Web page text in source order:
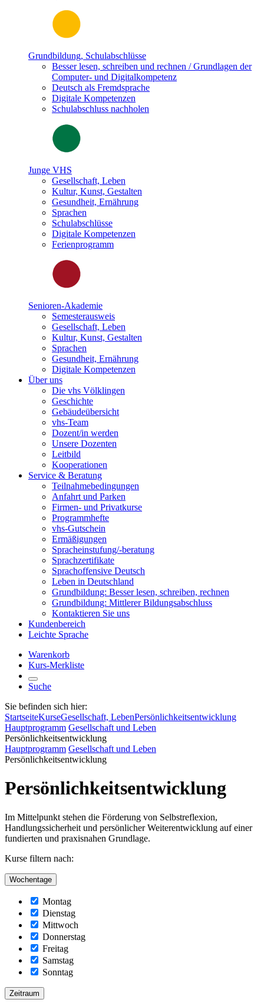
Grundbildung, Schulabschlüsse
Besser lesen, schreiben und rechnen / Grundlagen der
Computer- und Digitalkompetenz
Deutsch als Fremdsprache
Digitale Kompetenzen
Schulabschluss nachholen
Junge VHS
Gesellschaft, Leben
Kultur, Kunst, Gestalten
Gesundheit, Ernährung
Sprachen
Schulabschlüsse
Digitale Kompetenzen
Ferienprogramm
Senioren-Akademie
Semesterausweis
Gesellschaft, Leben
Kultur, Kunst, Gestalten
Sprachen
Gesundheit, Ernährung
Digitale Kompetenzen
Über uns
Die vhs Völklingen
Geschichte
Gebäudeübersicht
vhs-Team
Dozent/in werden
Unsere Dozenten
Leitbild
Kooperationen
Service & Beratung
Teilnahmebedingungen
Anfahrt und Parken
Firmen- und Privatkurse
Programmhefte
vhs-Gutschein
Ermäßigungen
Spracheinstufung/-beratung
Sprachzertifikate
Sprachoffensive Deutsch
Leben in Deutschland
Grundbildung: Besser lesen, schreiben, rechnen
Grundbildung: Mittlerer Bildungsabschluss
Kontaktieren Sie uns
Kundenbereich
Leichte Sprache
Warenkorb
Kurs-Merkliste
Suche
Sie befinden sich hier:
StartseiteKurseGesellschaft, LebenPersönlichkeitsentwicklung
Hauptprogramm Gesellschaft und Leben
Persönlichkeitsentwicklung
Hauptprogramm Gesellschaft und Leben
Persönlichkeitsentwicklung
Persönlichkeitsentwicklung
Im Mittelpunkt stehen die Förderung von Selbstreflexion,
Handlungssicherheit und persönlicher Weiterentwicklung auf einer
fundierten und praxisnahen Grundlage.
Kurse filtern nach:
Wochentage
Montag
Dienstag
Mittwoch
Donnerstag
Freitag
Samstag
Sonntag
Zeitraum